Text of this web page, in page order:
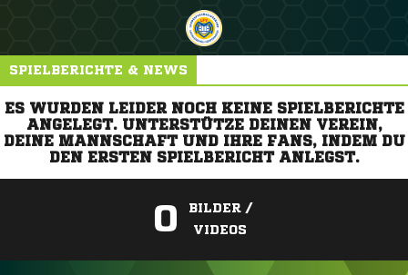
SPIELBERICHTE & NEWS
ES WURDEN LEIDER NOCH KEINE SPIELBERICHTE
ANGELEGT. UNTERSTÜTZE DEINEN VEREIN,
DEINE MANNSCHAFT UND IHRE FANS, INDEM DU
DEN ERSTEN SPIELBERICHT ANLEGST.
0
BILDER /
VIDEOS